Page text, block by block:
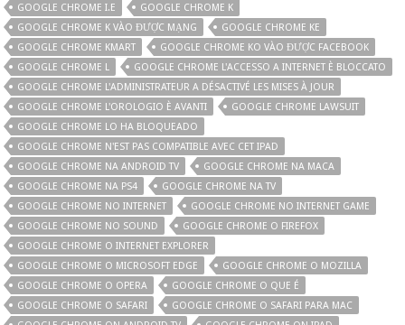
GOOGLE CHROME I.E
GOOGLE CHROME K
GOOGLE CHROME K VÀO ĐƯỢC MẠNG
GOOGLE CHROME KE
GOOGLE CHROME KMART
GOOGLE CHROME KO VÀO ĐƯỢC FACEBOOK
GOOGLE CHROME L
GOOGLE CHROME L'ACCESSO A INTERNET È BLOCCATO
GOOGLE CHROME L'ADMINISTRATEUR A DÉSACTIVÉ LES MISES À JOUR
GOOGLE CHROME L'OROLOGIO È AVANTI
GOOGLE CHROME LAWSUIT
GOOGLE CHROME LO HA BLOQUEADO
GOOGLE CHROME N'EST PAS COMPATIBLE AVEC CET IPAD
GOOGLE CHROME NA ANDROID TV
GOOGLE CHROME NA MACA
GOOGLE CHROME NA PS4
GOOGLE CHROME NA TV
GOOGLE CHROME NO INTERNET
GOOGLE CHROME NO INTERNET GAME
GOOGLE CHROME NO SOUND
GOOGLE CHROME O FIREFOX
GOOGLE CHROME O INTERNET EXPLORER
GOOGLE CHROME O MICROSOFT EDGE
GOOGLE CHROME O MOZILLA
GOOGLE CHROME O OPERA
GOOGLE CHROME O QUE É
GOOGLE CHROME O SAFARI
GOOGLE CHROME O SAFARI PARA MAC